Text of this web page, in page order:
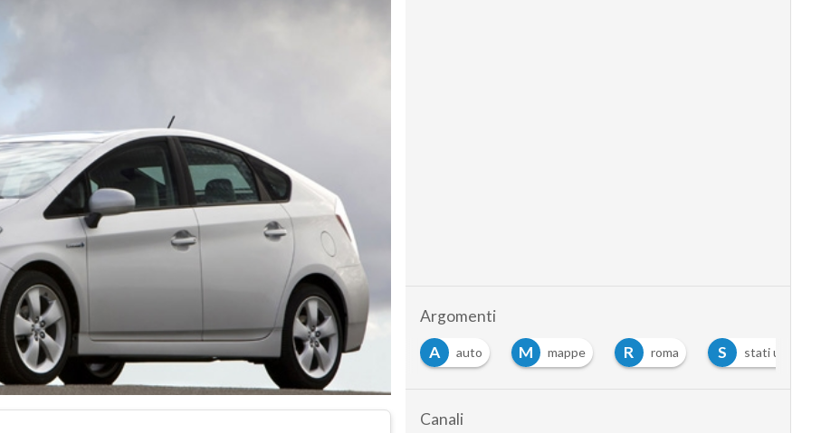
Argomenti
A
apple A auto M mappe R roma S stati uniti
Canali